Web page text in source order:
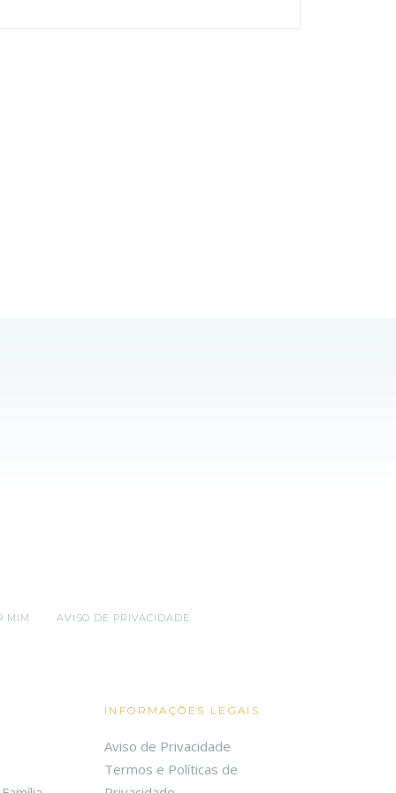
MIM AVISO DE PRIVACIDADE
INFORMAÇÕES LEGAIS
Aviso de Privacidade
Termos e Políticas de